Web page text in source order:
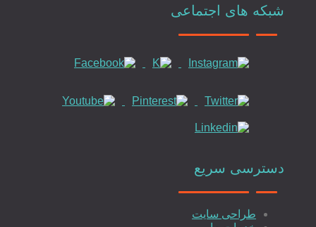
طراحی سایت رزرواسیون
شبکه های اجتماعی
دسترسی سریع
طراحی سایت